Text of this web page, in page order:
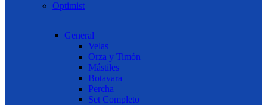
Optimist
General
Velas
Orza y Timón
Mástiles
Botavara
Percha
Set Completo